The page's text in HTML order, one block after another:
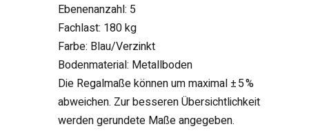
Ebenenanzahl: 5
Fachlast: 180 kg
Farbe: Blau/Verzinkt
Bodenmaterial: Metallboden
Die Regalmaße können um maximal ± 5 %
abweichen. Zur besseren Übersichtlichkeit
werden gerundete Maße angegeben.